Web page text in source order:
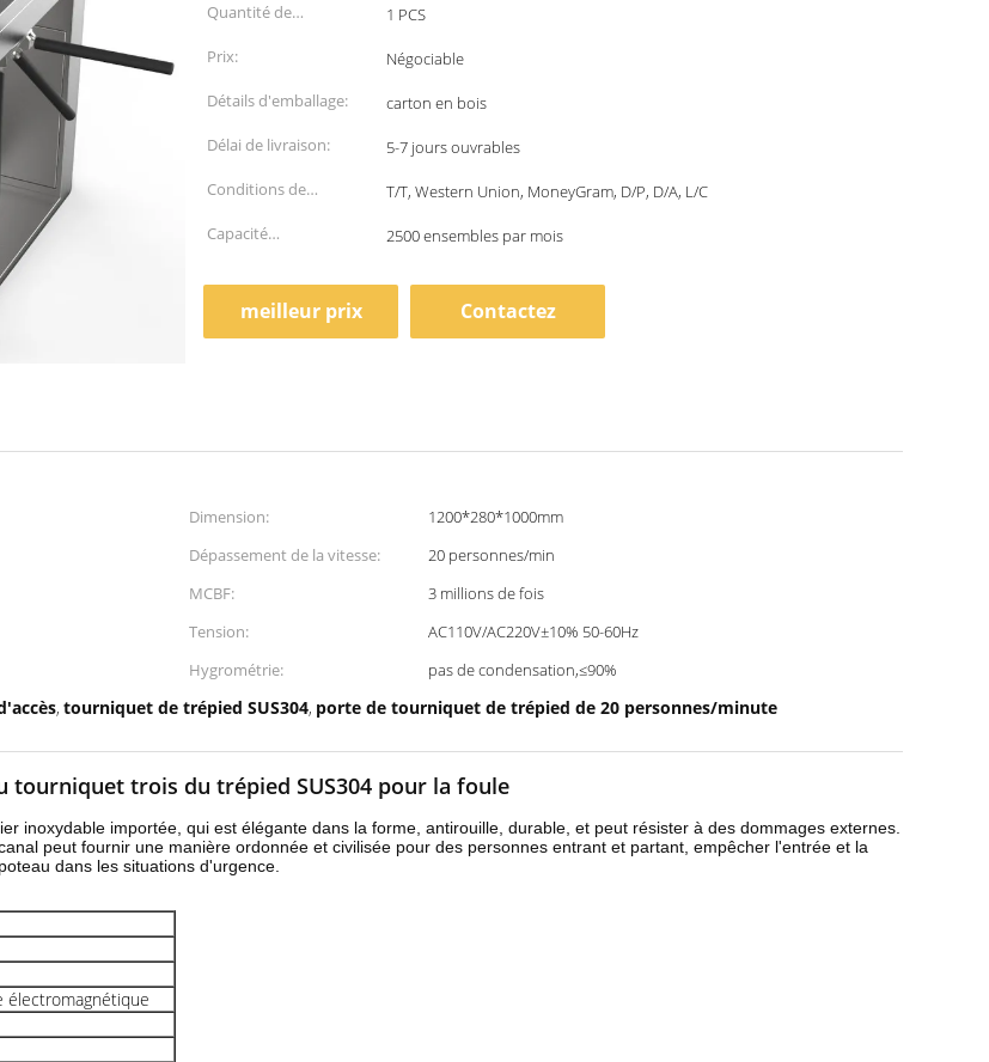
Quantité de
commande min:
1 PCS
Prix:
Négociable
Détails d'emballage:
carton en bois
Délai de livraison:
5-7 jours ouvrables
Conditions de
paiement:
T/T, Western Union, MoneyGram, D/P, D/A, L/C
Capacité
2500 ensembles par mois
meilleur prix Contactez
Dimension:
1200*280*1000mm
Dépassement de la vitesse:
20 personnes/min
MCBF:
3 millions de fois
Tension:
AC110V/AC220V±10% 50-60Hz
Hygrométrie:
pas de condensation,≤90%
, tourniquet de trépied SUS304, porte de tourniquet de trépied de 20 personnes/minute
tourniquet trois du trépied SUS304 pour la foule
inoxydable importée, qui est élégante dans la forme, antirouille, durable, et peut résister à des dommages externes.
peut fournir une manière ordonnée et civilisée pour des personnes entrant et partant, empêcher l'entrée et la
dans les situations d'urgence.
électromagnétique